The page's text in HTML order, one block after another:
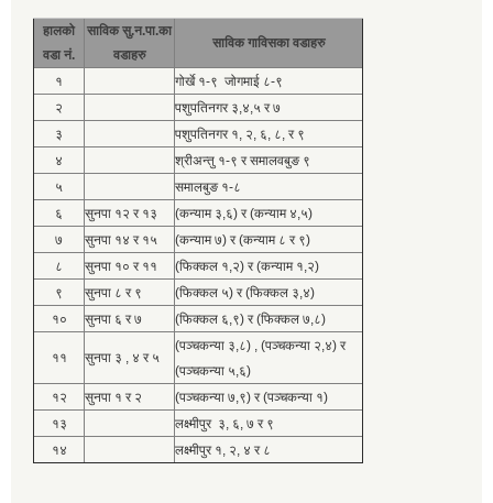
हालको
वडा नं.
साविक सु.न.पा.का
वडाहरु
साविक गाविसका वडाहरु
१
गोर्खे १-९ जोगमाई ८-९
२
पशुपतिनगर ३,४,५ र ७
३
पशुपतिनगर १, २, ६, ८, र ९
४
श्रीअन्तु १-९ र समालवबुङ ९
५
समालबुङ १-८
६
सुनपा १२ र १३
(कन्याम ३,६) र (कन्याम ४,५)
७
सुनपा १४ र १५
(कन्याम ७) र (कन्याम ८ र ९)
८
सुनपा १० र ११
(फिक्कल १,२) र (कन्याम १,२)
९
सुनपा ८ र ९
(फिक्कल ५) र (फिक्कल ३,४)
१०
सुनपा ६ र ७ (फिक्कल ६,९) र (फिक्कल ७,८)
११ सुनपा ३ , ४ र ५
(पञ्चकन्या ३,८) , (पञ्चकन्या २,४) र
(पञ्चकन्या ५,६)
१२
सुनपा १ र २
(पञ्चकन्या ७,९) र (पञ्चकन्या १)
१३
लक्ष्मीपुर ३, ६, ७ र ९
१४
लक्ष्मीपुर १, २, ४ र ८